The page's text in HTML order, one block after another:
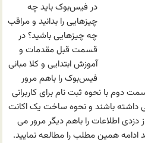
در فیس‌بوک باید چه
چیزهایی را بدانید و مراقب
چه چیزهایی باشید؟ در
قسمت قبل مقدمات و
آموزش ابتدایی و کلا مبانی
فیس‌بوک را باهم مرور
دوم با نحوه ثبت نام برای کاربرانی
داشته باشند و نحوه ساخت یک اکانت
اطلاعات را باهم دیگر مرور می
ادامه همین مطلب را مطالعه نمایید.